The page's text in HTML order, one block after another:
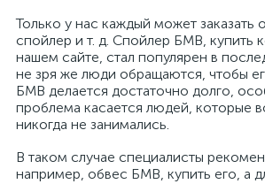
Только у нас каждый может заказать
спойлер и т. д. Спойлер БМВ, купить
нашем сайте, стал популярен в
не зря же люди обращаются, чтобы
БМВ делается достаточно долго,
проблема касается людей, которые
никогда не занимались.
В таком случае специалисты
например, обвес БМВ, купить его, а